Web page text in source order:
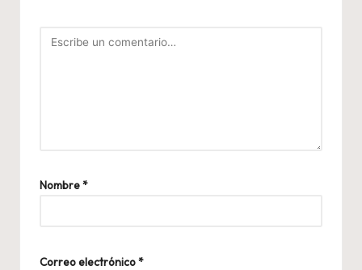
Nombre*
Correo electrónico*